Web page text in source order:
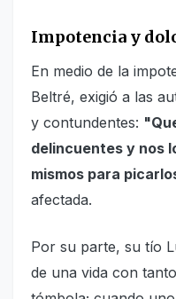
Impotencia y
En medio de la
Beltré, exigió a las
y contundentes:
delincuentes y nos
mismos para
afectada.
Por su parte, su tío
de una vida con